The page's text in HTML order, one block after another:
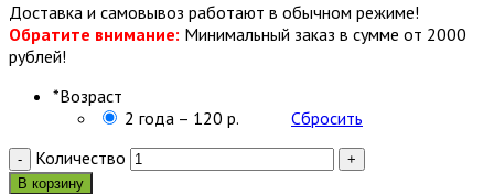
Доставка и самовывоз работают в обычном режиме!
Обратите внимание: Минимальный заказ в сумме от 2000
рублей!
*Возраст
2 года – 120 р.
Сбросить
Количество
В корзину